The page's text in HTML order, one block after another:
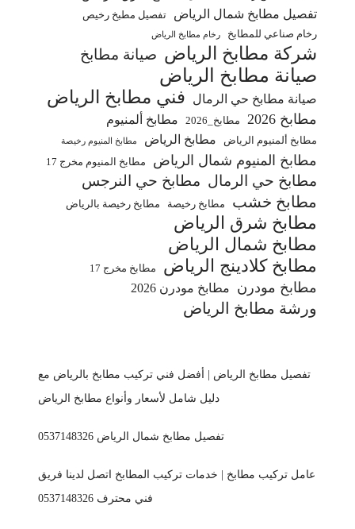
تفصيل مطابخ شمال الرياض
تفصيل مطبخ رخيص
رخام صناعي للمطابخ
رخام مطابخ الرياض
شركة مطابخ الرياض صيانة مطابخ
صيانة مطابخ الرياض
صيانة مطابخ حي الرمال فني مطابخ الرياض
مطابخ 2026 مطابخ_2026 مطابخ ألمنيوم
مطابخ ألمنيوم الرياض مطابخ الرياض مطابخ المنيوم رخيصة
مطابخ المنيوم شمال الرياض مطابخ المنيوم مخرج 17
مطابخ حي الرمال مطابخ حي النرجس
مطابخ خشب مطابخ رخيصة مطابخ رخيصة بالرياض
مطابخ شرق الرياض
مطابخ شمال الرياض
مطابخ كلادينج الرياض
مطابخ مخرج 17
مطابخ مودرن مطابخ مودرن 2026
ورشة مطابخ الرياض
تفصيل مطابخ الرياض | أفضل فني تركيب مطابخ بالرياض مع
دليل شامل لأسعار وأنواع مطابخ الرياض
تفصيل مطابخ شمال الرياض 0537148326
عامل تركيب مطابخ | خدمات تركيب المطابخ اتصل لدينا فريق
فني محترف 0537148326